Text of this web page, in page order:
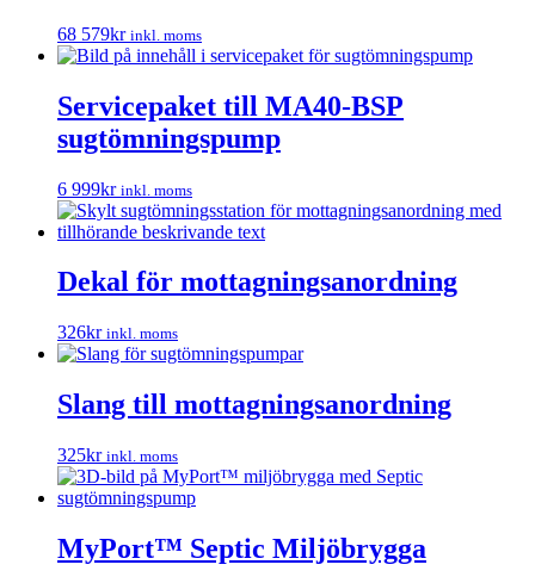
68 579kr inkl. moms
Servicepaket till MA40-BSP
sugtömningspump
6 999kr inkl. moms
Dekal för mottagningsanordning
326kr inkl. moms
Slang till mottagningsanordning
325kr inkl. moms
MyPort™ Septic Miljöbrygga